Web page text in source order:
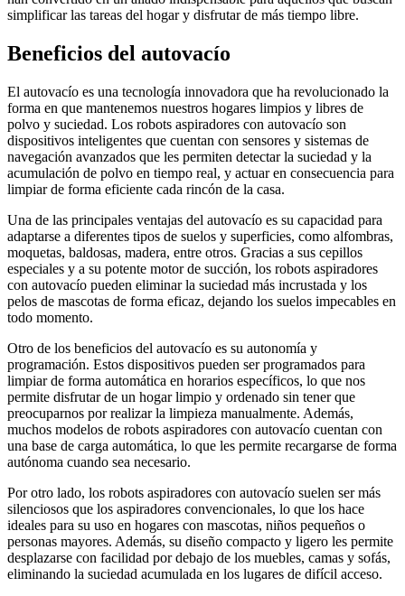
simplificar las tareas del hogar y disfrutar de más tiempo libre.
Beneficios del autovacío
El autovacío es una tecnología innovadora que ha revolucionado la
forma en que mantenemos nuestros hogares limpios y libres de
polvo y suciedad. Los robots aspiradores con autovacío son
dispositivos inteligentes que cuentan con sensores y sistemas de
navegación avanzados que les permiten detectar la suciedad y la
acumulación de polvo en tiempo real, y actuar en consecuencia para
limpiar de forma eficiente cada rincón de la casa.
Una de las principales ventajas del autovacío es su capacidad para
adaptarse a diferentes tipos de suelos y superficies, como alfombras,
moquetas, baldosas, madera, entre otros. Gracias a sus cepillos
especiales y a su potente motor de succión, los robots aspiradores
con autovacío pueden eliminar la suciedad más incrustada y los
pelos de mascotas de forma eficaz, dejando los suelos impecables en
todo momento.
Otro de los beneficios del autovacío es su autonomía y
programación. Estos dispositivos pueden ser programados para
limpiar de forma automática en horarios específicos, lo que nos
permite disfrutar de un hogar limpio y ordenado sin tener que
preocuparnos por realizar la limpieza manualmente. Además,
muchos modelos de robots aspiradores con autovacío cuentan con
una base de carga automática, lo que les permite recargarse de forma
autónoma cuando sea necesario.
Por otro lado, los robots aspiradores con autovacío suelen ser más
silenciosos que los aspiradores convencionales, lo que los hace
ideales para su uso en hogares con mascotas, niños pequeños o
personas mayores. Además, su diseño compacto y ligero les permite
desplazarse con facilidad por debajo de los muebles, camas y sofás,
eliminando la suciedad acumulada en los lugares de difícil acceso.